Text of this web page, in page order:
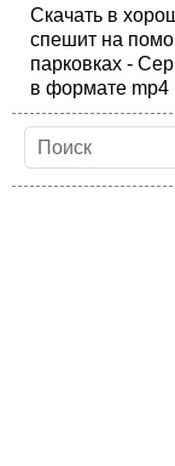
Скачать в
спешит на
парковках -
в формате mp4